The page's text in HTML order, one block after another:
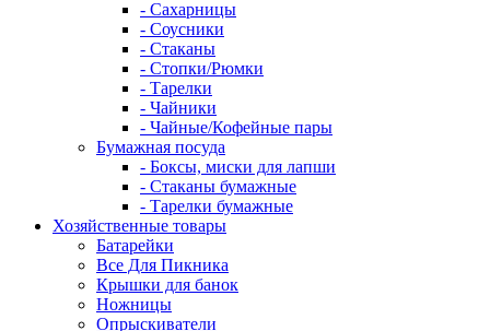
- Сахарницы
- Соусники
- Стаканы
- Стопки/Рюмки
- Тарелки
- Чайники
- Чайные/Кофейные пары
Бумажная посуда
- Боксы, миски для лапши
- Стаканы бумажные
- Тарелки бумажные
Хозяйственные товары
Батарейки
Все Для Пикника
Крышки для банок
Ножницы
Опрыскиватели